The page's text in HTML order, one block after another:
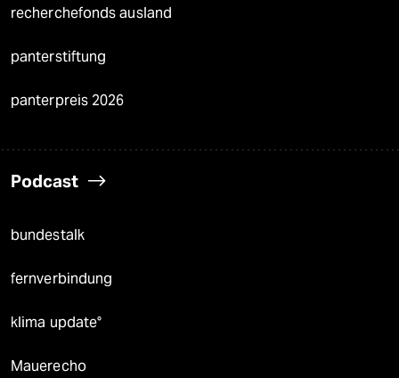
recherchefonds ausland
panterstiftung
panterpreis 2026
Podcast
bundestalk
fernverbindung
klima update°
Mauerecho